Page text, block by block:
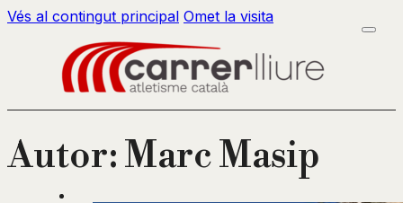
Vés al contingut principal Omet la visita
Autor: Marc Masip